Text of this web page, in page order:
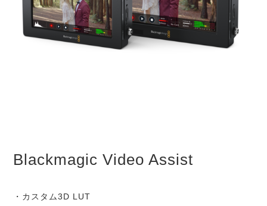
Blackmagic Video Assist
・カスタム3D LUT